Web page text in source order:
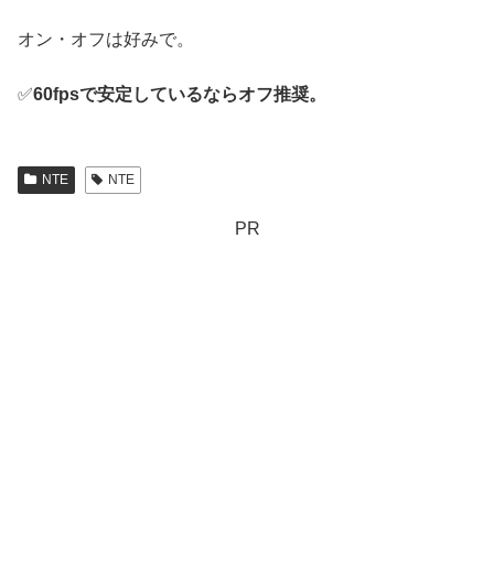
オン・オフは好みで。
✅️60fpsで安定しているならオフ推奨。
NTE NTE
PR